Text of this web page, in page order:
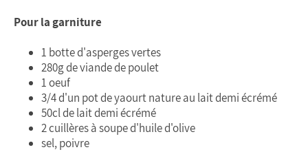
Pour la garniture
1 botte d'asperges vertes
280g de viande de poulet
1 oeuf
3/4 d'un pot de yaourt nature au lait demi écrémé
50cl de lait demi écrémé
2 cuillères à soupe d'huile d'olive
sel, poivre